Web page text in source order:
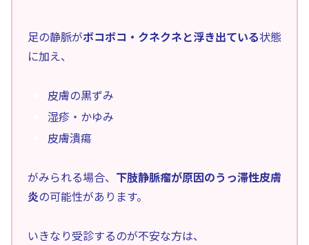
足の静脈がボコボコ・クネクネと浮き出ている状態
に加え、
皮膚の黒ずみ
湿疹・かゆみ
皮膚潰瘍
がみられる場合、 下肢静脈瘤が原因のうっ滞性皮膚
炎の可能性があります。
いきなり受診するのが不安な方は、